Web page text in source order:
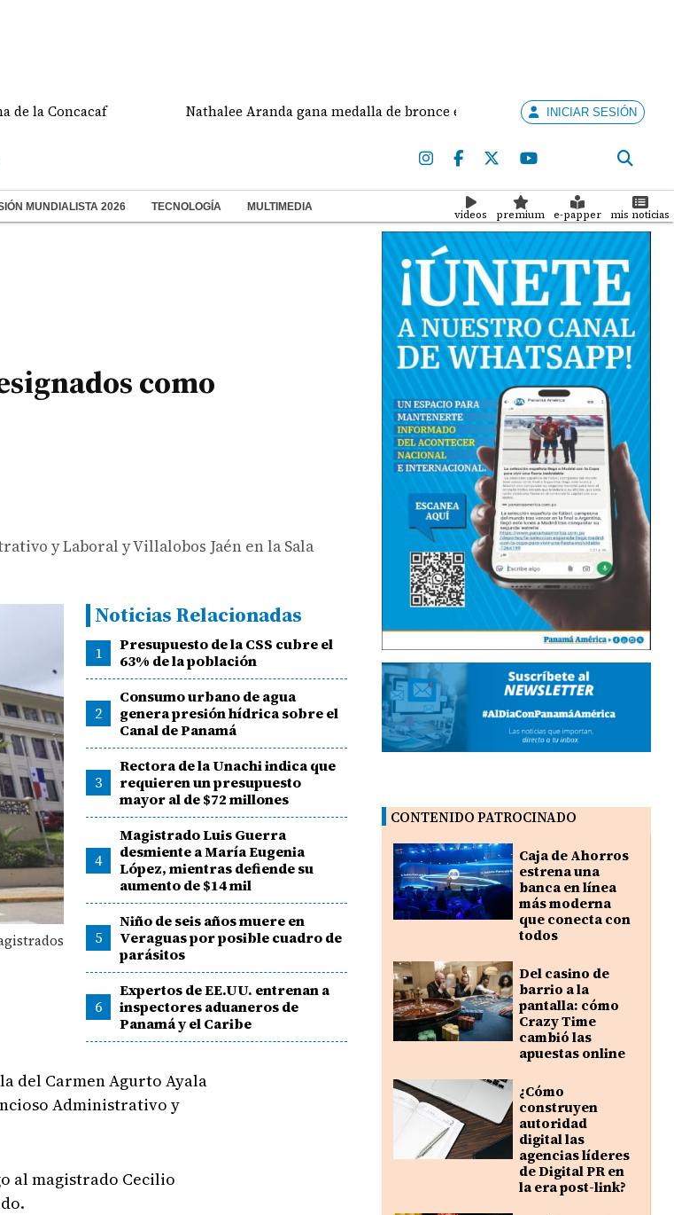
Nathalee Aranda gana medalla de bronce en salto largo femeninoINICIAR SESIÓN
MUNDIALISTA 2026 TECNOLOGÍA MULTIMEDIA
videos premium e-papper mis noticias
como
y Laboral y Villalobos Jaén en la Sala
Noticias Relacionadas
1
Presupuesto de la CSS cubre el
63% de la población
2
Consumo urbano de agua
genera presión hídrica sobre el
Canal de Panamá
3
Rectora de la Unachi indica que
requieren un presupuesto
mayor al de $72 millones
4
Magistrado Luis Guerra
desmiente a María Eugenia
López, mientras defiende su
aumento de $14 mil
5
Niño de seis años muere en
Veraguas por posible cuadro de
parásitos
6
Expertos de EE.UU. entrenan a
inspectores aduaneros de
Panamá y el Caribe
del Carmen Agurto Ayala
Administrativo y
al magistrado Cecilio
CONTENIDO PATROCINADO
Caja de Ahorros
estrena una
banca en línea
más moderna
que conecta con
todos
Del casino de
barrio a la
pantalla: cómo
Crazy Time
cambió las
apuestas online
¿Cómo
construyen
autoridad
digital las
agencias líderes
de Digital PR en
la era post-link?